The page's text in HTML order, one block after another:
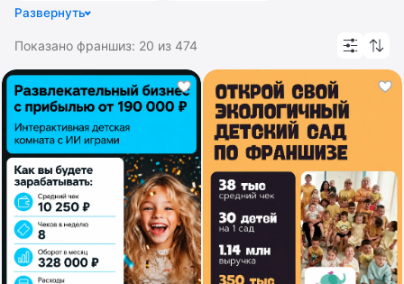
Детская одежда
Развернуть
Показано франшиз: 20 из 474